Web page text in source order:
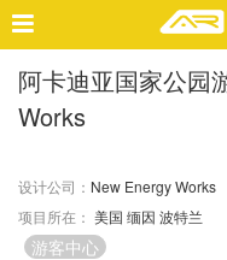
精选案例
建 筑
室 内
视 频
阿卡迪亚国家公园
Works
设计公司： New Energy Works
项目所在： 美国 缅因 波特兰
游客中心